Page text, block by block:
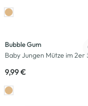
Bubble Gum
Baby Jungen Mütze im 2er
9,99 €